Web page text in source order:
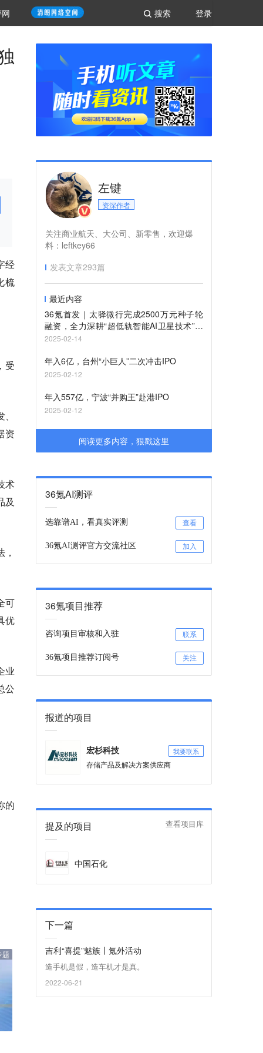
登录
搜索
经
梳
受
资
术
及
可
优
业
公
的
题
左键
资深作者
关注商业航天、大公司、新零售，欢迎爆
料：leftkey66
发表文章293篇
最近内容
36氪首发｜太驿微行完成2500万元种子轮
融资，全力深耕“超低轨智能AI卫星技术”研
发
2025-02-14
年入6亿，台州“小巨人”二次冲击IPO
2025-02-12
年入557亿，宁波“并购王”赴港IPO
2025-02-12
阅读更多内容，狠戳这里
36氪AI测评
选靠谱AI，看真实评测 查看
36氪AI测评官方交流社区 加入
36氪项目推荐
咨询项目审核和入驻 联系
36氪项目推荐订阅号 关注
报道的项目
宏杉科技 我要联系
存储产品及解决方案供应商
提及的项目 查看项目库
中国石化
下一篇
吉利“喜提”魅族丨氪外活动
造手机是假，造车机才是真。
2022-06-21